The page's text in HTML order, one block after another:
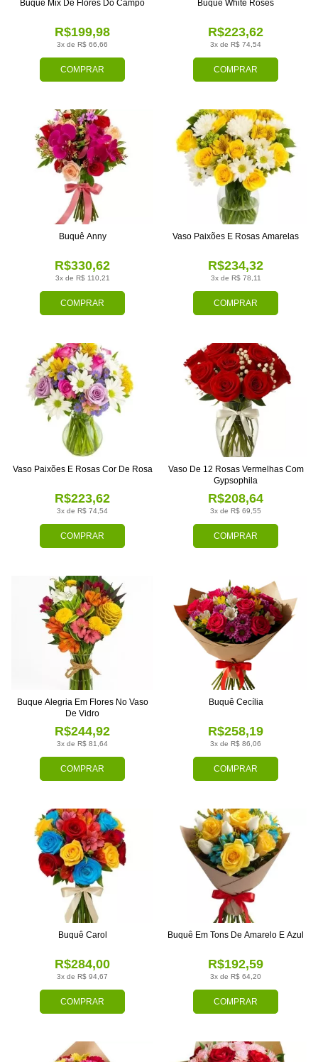
COMPRAR
3x de R$ 66,66
R$199,98
Buquê Mix De Flores Do Campo
COMPRAR
3x de R$ 74,54
R$223,62
Buquê White Roses
COMPRAR
3x de R$ 110,21
R$330,62
Buquê Anny
COMPRAR
3x de R$ 78,11
R$234,32
Vaso Paixões E Rosas Amarelas
COMPRAR
3x de R$ 74,54
R$223,62
Vaso Paixões E Rosas Cor De Rosa
COMPRAR
3x de R$ 69,55
R$208,64
Vaso De 12 Rosas Vermelhas Com
Gypsophila
COMPRAR
3x de R$ 81,64
R$244,92
Buque Alegria Em Flores No Vaso
De Vidro
COMPRAR
3x de R$ 86,06
R$258,19
Buquê Cecília
COMPRAR
3x de R$ 94,67
R$284,00
Buquê Carol
COMPRAR
3x de R$ 64,20
R$192,59
Buquê Em Tons De Amarelo E Azul